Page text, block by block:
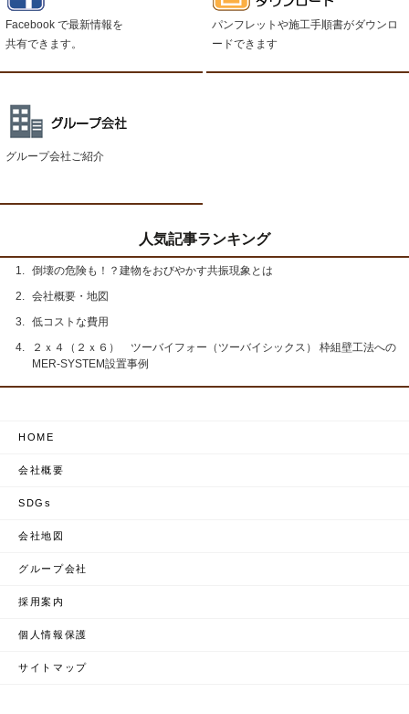
パンフレットや施工手順書がダウンロ
ードできます
Facebook で最新情報を
共有できます。
グループ会社ご紹介
人気記事ランキング
倒壊の危険も！？建物をおびやかす共振現象とは
会社概要・地図
低コストな費用
２ｘ４（２ｘ６） ツーバイフォー（ツーバイシックス） 枠組壁工法への
MER‐SYSTEM設置事例
HOME
会社概要
SDGs
会社地図
グループ会社
採用案内
個人情報保護
サイトマップ